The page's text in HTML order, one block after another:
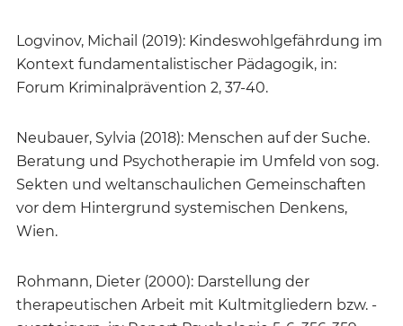
Logvinov, Michail (2019): Kindeswohlgefährdung im
Kontext fundamentalistischer Pädagogik, in:
Forum Kriminalprävention 2, 37-40.
Neubauer, Sylvia (2018): Menschen auf der Suche.
Beratung und Psychotherapie im Umfeld von sog.
Sekten und weltanschaulichen Gemeinschaften
vor dem Hintergrund systemischen Denkens,
Wien.
Rohmann, Dieter (2000): Darstellung der
therapeutischen Arbeit mit Kultmitgliedern bzw. -